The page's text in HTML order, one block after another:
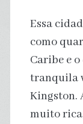
Essa
como
Caribe e
tranquila
Kingston.
muito